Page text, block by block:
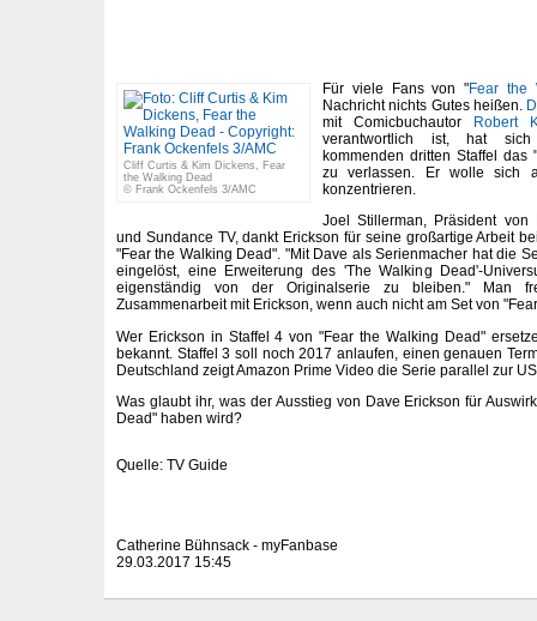
Cliff Curtis & Kim Dickens, Fear
the Walking Dead
© Frank Ockenfels 3/AMC
Für viele Fans von "Fear the
Nachricht nichts Gutes heißen.
mit Comicbuchautor
Robert
verantwortlich ist, hat
kommenden dritten Staffel das "
zu verlassen. Er wolle sich
konzentrieren.
Joel Stillerman, Präsident von
und Sundance TV, dankt Erickson für seine großartige Arbeit
"Fear the Walking Dead". "Mit Dave als Serienmacher hat die
eingelöst, eine Erweiterung des 'The Walking Dead'-
eigenständig von der Originalserie zu bleiben." Man
Zusammenarbeit mit Erickson, wenn auch nicht am Set von
Wer Erickson in Staffel 4 von "Fear the Walking Dead"
bekannt. Staffel 3 soll noch 2017 anlaufen, einen genauen
Deutschland zeigt Amazon Prime Video die Serie parallel zur
Was glaubt ihr, was der Ausstieg von Dave Erickson für
Dead" haben wird?
Quelle: TV Guide
Catherine Bühnsack - myFanbase
29.03.2017 15:45